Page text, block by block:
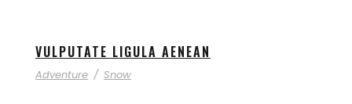
VULPUTATE LIGULA AENEAN
Adventure / Snow